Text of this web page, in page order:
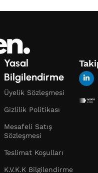
Yasal
Bilgilendirme
Üyelik Sözleşmesi
Gizlilik Politikası
Mesafeli Satış
Sözleşmesi
Teslimat Koşulları
K.V.K.K Bilgilendirme